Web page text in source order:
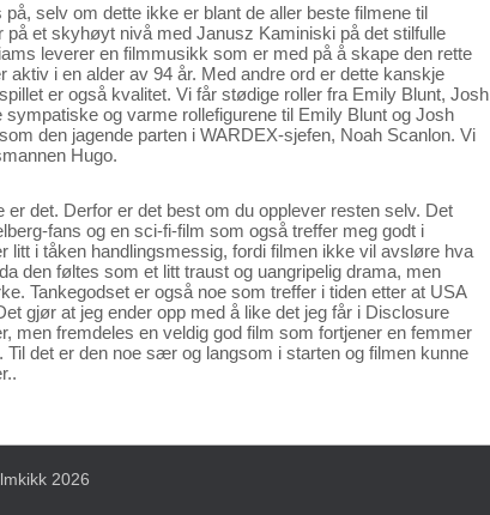
selv om dette ikke er blant de aller beste filmene til
et skyhøyt nivå med Janusz Kaminiski på det stilfulle
leverer en filmmusikk som er med på å skape den rette
i en alder av 94 år. Med andre ord er dette kanskje
er også kvalitet. Vi får stødige roller fra Emily Blunt, Josh
og varme rollefigurene til Emily Blunt og Josh
den jagende parten i WARDEX-sjefen, Noah Scanlon. Vi
Hugo.
det. Derfor er det best om du opplever resten selv. Det
fans og en sci-fi-film som også treffer meg godt i
litt i tåken handlingsmessig, fordi filmen ikke vil avsløre hva
den føltes som et litt traust og uangripelig drama, men
Tankegodset er også noe som treffer i tiden etter at USA
gjør at jeg ender opp med å like det jeg får i Disclosure
men fremdeles en veldig god film som fortjener en femmer
det er den noe sær og langsom i starten og filmen kunne
2026